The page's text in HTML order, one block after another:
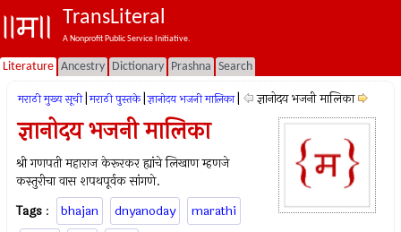
TransLiteral
A Nonprofit Public Service Initiative.
Literature Ancestry Dictionary Prashna Search
मराठी मुख्य सूची मराठी पुस्तके ज्ञानोदय भजनी मालिका ज्ञानोदय भजनी मालिका
ज्ञानोदय भजनी मालिका
श्री गणपती महाराज केरूरकर ह्यांचे लिखाण म्हणजे
कस्तुरीचा वास शपथपूर्वक सांगणे.
Tags : bhajan dnyanoday
marathi